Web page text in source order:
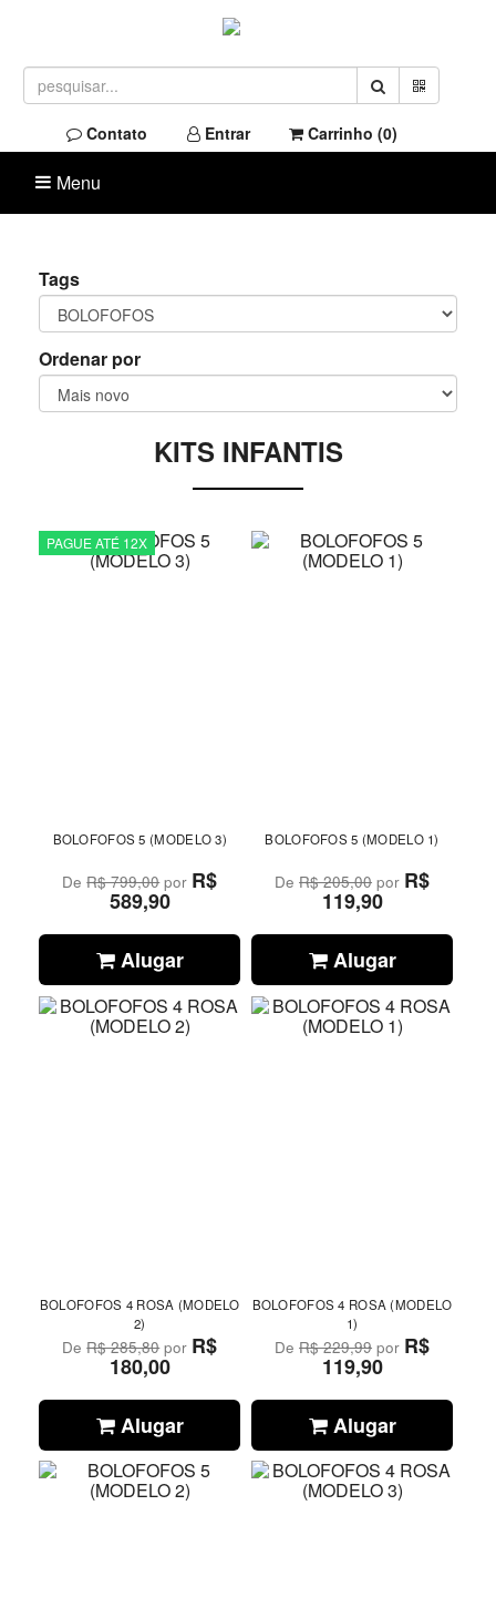
Contato Entrar Carrinho (0)
Menu
Tags
Ordenar por
KITS INFANTIS
PAGUE ATÉ 12X
BOLOFOFOS 5 (MODELO 3)
DeR$ 799,00por R$
589,90
Alugar
BOLOFOFOS 5 (MODELO 1)
DeR$ 205,00 por R$
119,90
Alugar
BOLOFOFOS 4 ROSA (MODELO
2)
DeR$ 285,80por R$
180,00
Alugar
BOLOFOFOS 4 ROSA (MODELO
1)
DeR$ 229,99 por R$
119,90
Alugar